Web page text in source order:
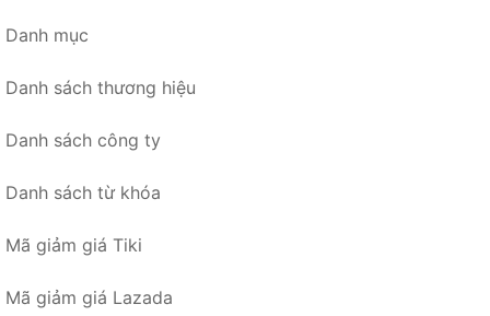
Danh mục
Danh sách thương hiệu
Danh sách công ty
Danh sách từ khóa
Mã giảm giá Tiki
Mã giảm giá Lazada